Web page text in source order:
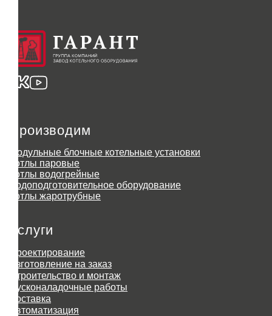
Производим
Модульные блочные котельные установки
Котлы паровые
Котлы водогрейные
Водоподготовительное оборудование
Котлы жаротрубные
Услуги
Проектирование
Изготовление на заказ
Строительство и монтаж
Пусконаладочные работы
Доставка
Автоматизация